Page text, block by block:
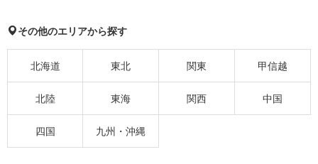
その他のエリアから探す
北海道 東北 関東 甲信越
北陸 東海 関西 中国
四国 九州・沖縄